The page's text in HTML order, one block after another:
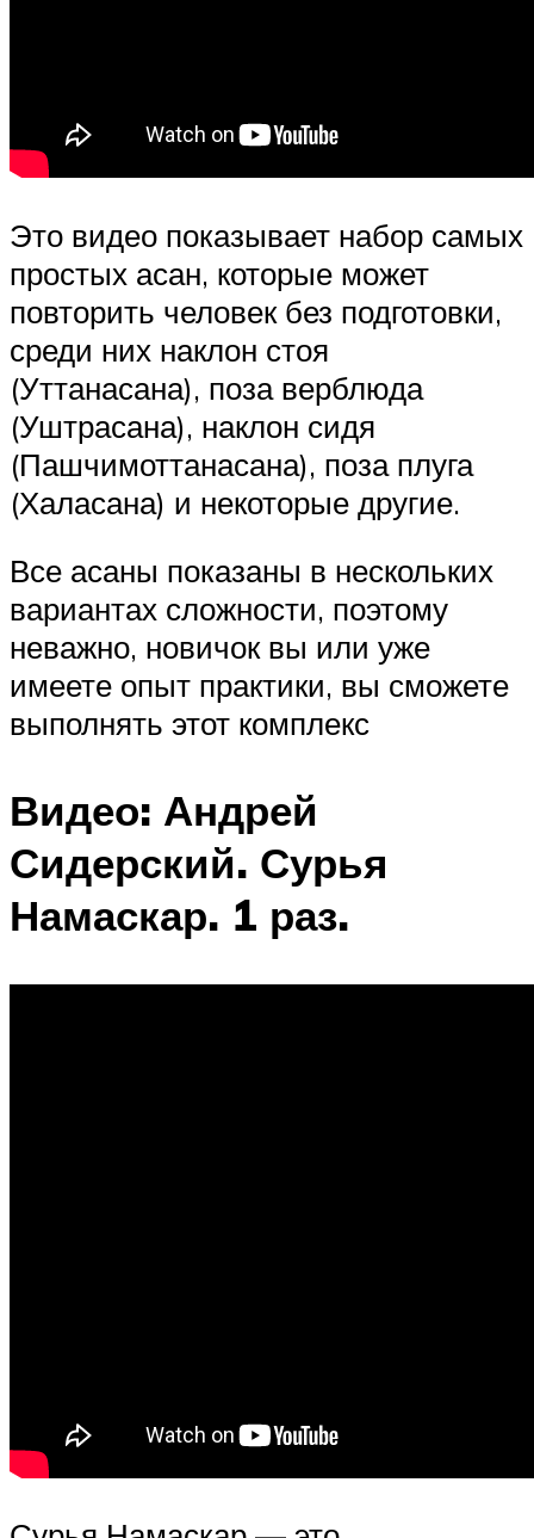
Это видео показывает набор самых
простых асан, которые может
повторить человек без подготовки,
среди них наклон стоя
(Уттанасана), поза верблюда
(Уштрасана), наклон сидя
(Пашчимоттанасана), поза плуга
(Халасана) и некоторые другие.
Все асаны показаны в нескольких
вариантах сложности, поэтому
неважно, новичок вы или уже
имеете опыт практики, вы сможете
выполнять этот комплекс
Видео: Андрей
Сидерский. Сурья
Намаскар. 1 раз.